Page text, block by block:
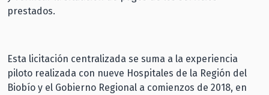
prestados.
Esta licitación centralizada se suma a la experiencia
piloto realizada con nueve Hospitales de la Región del
Biobío y el Gobierno Regional a comienzos de 2018, en